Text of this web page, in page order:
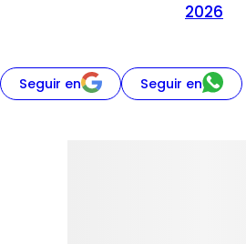
2026
Seguir en Seguir en